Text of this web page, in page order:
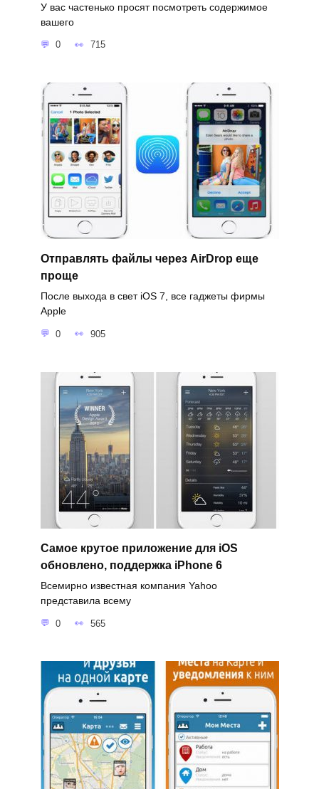
У вас частенько просят посмотреть содержимое
вашего
0 715
Отправлять файлы через AirDrop еще
проще
После выхода в свет iOS 7, все гаджеты фирмы
Apple
0 905
Самое крутое приложение для iOS
обновлено, поддержка iPhone 6
Всемирно известная компания Yahoo
представила всему
0 565